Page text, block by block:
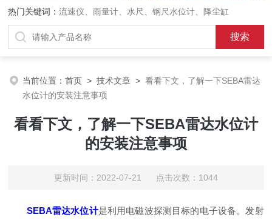
热门关键词：流速仪、雨量计、水尺、钢尺水位计、降尘缸
当前位置：首页 >技术文章 >看看下文，了解一下SEBA雷达
水位计的安装注意事项
看看下文，了解一下SEBA雷达水位计
的安装注意事项
更新时间：2022-07-21 点击次数：1044
SEBA雷达水位计是利用电磁波探测目标的电子设备。发射